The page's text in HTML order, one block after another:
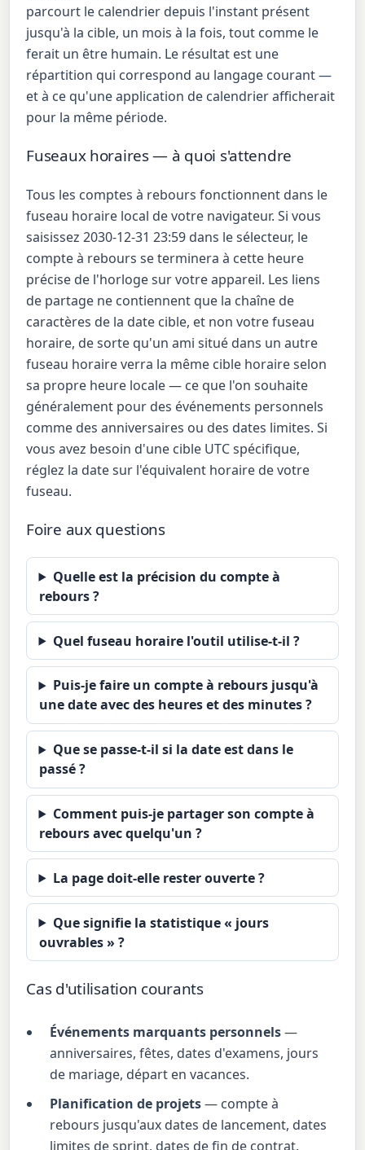
parcourt le calendrier depuis l'instant présent
jusqu'à la cible, un mois à la fois, tout comme le
ferait un être humain. Le résultat est une
répartition qui correspond au langage courant —
et à ce qu'une application de calendrier afficherait
pour la même période.
Fuseaux horaires — à quoi s'attendre
Tous les comptes à rebours fonctionnent dans le
fuseau horaire local de votre navigateur. Si vous
saisissez 2030-12-31 23:59 dans le sélecteur, le
compte à rebours se terminera à cette heure
précise de l'horloge sur votre appareil. Les liens
de partage ne contiennent que la chaîne de
caractères de la date cible, et non votre fuseau
horaire, de sorte qu'un ami situé dans un autre
fuseau horaire verra la même cible horaire selon
sa propre heure locale — ce que l'on souhaite
généralement pour des événements personnels
comme des anniversaires ou des dates limites. Si
vous avez besoin d'une cible UTC spécifique,
réglez la date sur l'équivalent horaire de votre
fuseau.
Foire aux questions
Quelle est la précision du compte à
rebours ?
Quel fuseau horaire l'outil utilise-t-il ?
Puis-je faire un compte à rebours jusqu'à
une date avec des heures et des minutes ?
Que se passe-t-il si la date est dans le
passé ?
Comment puis-je partager son compte à
rebours avec quelqu'un ?
La page doit-elle rester ouverte ?
Que signifie la statistique « jours
ouvrables » ?
Cas d'utilisation courants
Événements marquants personnels—
anniversaires, fêtes, dates d'examens, jours
de mariage, départ en vacances.
Planification de projets— compte à
rebours jusqu'aux dates de lancement, dates
limites de sprint, dates de fin de contrat.